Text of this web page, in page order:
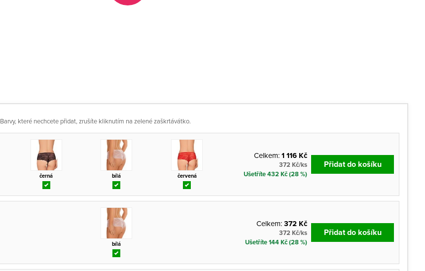
Barvy, které nechcete přidat, zrušíte kliknutím na zelené zaškrtávátko.
černá bílá červená
Celkem:1 116 Kč
372 Kč/ks
Ušetříte 432 Kč (28 %)
Přidat do košíku
bílá
Celkem:372 Kč
372 Kč/ks
Ušetříte 144 Kč (28 %)
Přidat do košíku